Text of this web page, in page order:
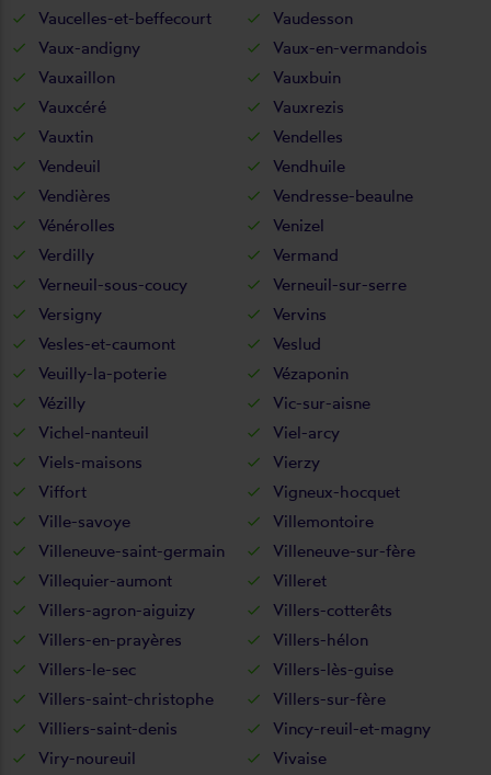
Vaucelles-et-beffecourt
Vaudesson
Vaux-andigny
Vaux-en-vermandois
Vauxaillon
Vauxbuin
Vauxcéré
Vauxrezis
Vauxtin
Vendelles
Vendeuil
Vendhuile
Vendières
Vendresse-beaulne
Vénérolles
Venizel
Verdilly
Vermand
Verneuil-sous-coucy
Verneuil-sur-serre
Versigny
Vervins
Vesles-et-caumont
Veslud
Veuilly-la-poterie
Vézaponin
Vézilly
Vic-sur-aisne
Vichel-nanteuil
Viel-arcy
Viels-maisons
Vierzy
Viffort
Vigneux-hocquet
Ville-savoye
Villemontoire
Villeneuve-saint-germain
Villeneuve-sur-fère
Villequier-aumont
Villeret
Villers-agron-aiguizy
Villers-cotterêts
Villers-en-prayères
Villers-hélon
Villers-le-sec
Villers-lès-guise
Villers-saint-christophe
Villers-sur-fère
Villiers-saint-denis
Vincy-reuil-et-magny
Viry-noureuil
Vivaise